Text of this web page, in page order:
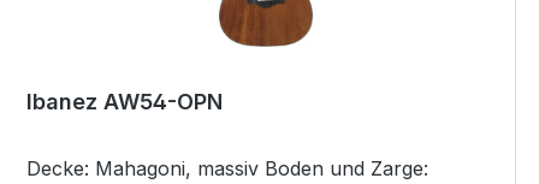
Ibanez AW54-OPN
Decke: Mahagoni, massiv Boden und Zarge: